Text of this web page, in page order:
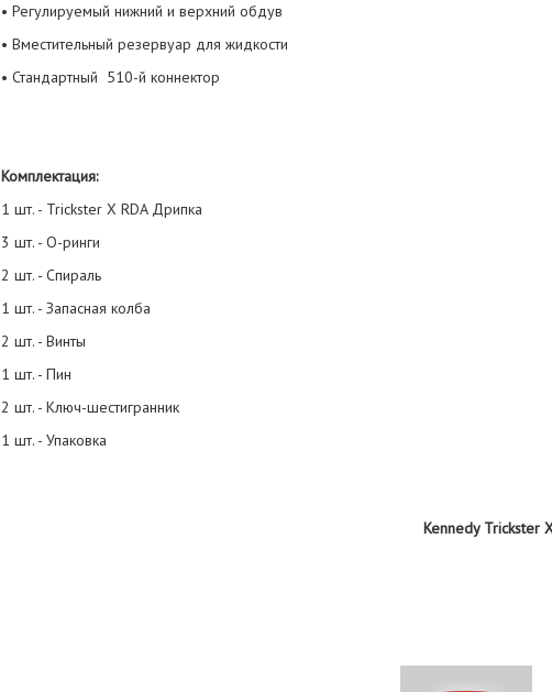
• Регулируемый нижний и верхний обдув
• Вместительный резервуар для жидкости
• Стандартный 510-й коннектор
Комплектация:
1 шт. - Trickster X RDA Дрипка
3 шт. - О-ринги
2 шт. - Спираль
1 шт. - Запасная колба
2 шт. - Винты
1 шт. - Пин
2 шт. - Ключ-шестигранник
1 шт. - Упаковка
Kennedy Trickster X RDA